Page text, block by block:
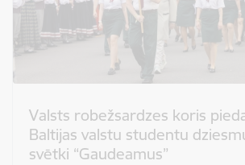
Valsts robežsardzes koris
Baltijas valstu studentu
svētki “Gaudeamus”